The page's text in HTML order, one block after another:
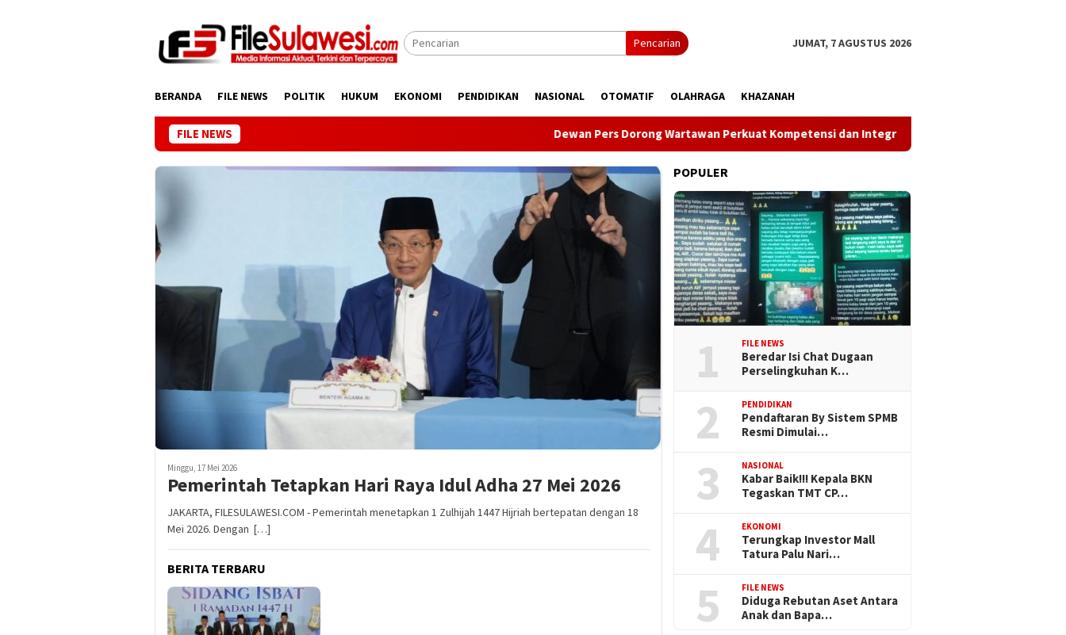
Pencarian JUMAT, 7 AGUSTUS 2026
BERANDA FILE NEWS POLITIK HUKUM EKONOMI PENDIDIKAN NASIONAL OTOMATIF OLAHRAGA KHAZANAH
FILE NEWS Dewan Pers Dorong Wartawan Perkuat Kompetensi dan Integritas di Era Digital
Minggu, 17 Mei 2026
Pemerintah Tetapkan Hari Raya Idul Adha 27 Mei 2026
JAKARTA, FILESULAWESI.COM - Pemerintah menetapkan 1 Zulhijah 1447 Hijriah bertepatan dengan 18
Mei 2026. Dengan […]
BERITA TERBARU
POPULER
1 FILE NEWS
Beredar Isi Chat Dugaan
Perselingkuhan K…
2 PENDIDIKAN
Pendaftaran By Sistem SPMB
Resmi Dimulai…
3 NASIONAL
Kabar Baik!!! Kepala BKN
Tegaskan TMT CP…
4 EKONOMI
Terungkap Investor Mall
Tatura Palu Nari…
5 FILE NEWS
Diduga Rebutan Aset Antara
Anak dan Bapa…